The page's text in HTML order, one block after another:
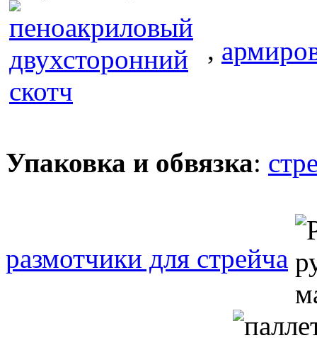
,
Упаковка и обвязка:
размотчики для стрейча